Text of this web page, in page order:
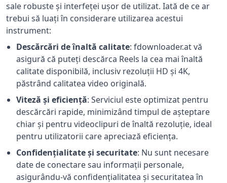
sale robuste și interfeței ușor de utilizat. Iată de ce ar
trebui să luați în considerare utilizarea acestui
instrument:
Descărcări de înaltă calitate: fdownloader.at vă
asigură că puteți descărca Reels la cea mai înaltă
calitate disponibilă, inclusiv rezoluții HD și 4K,
păstrând calitatea video originală.
Viteză și eficiență: Serviciul este optimizat pentru
descărcări rapide, minimizând timpul de așteptare
chiar și pentru videoclipuri de înaltă rezoluție, ideal
pentru utilizatorii care apreciază eficiența.
Confidențialitate și securitate: Nu sunt necesare
date de conectare sau informații personale,
asigurându-vă confidențialitatea și securitatea în